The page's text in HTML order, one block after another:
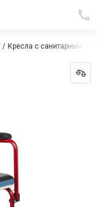
Кресла с санитарным